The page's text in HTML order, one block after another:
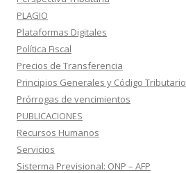
PLAGIO
Plataformas Digitales
Política Fiscal
Precios de Transferencia
Principios Generales y Código Tributario
Prórrogas de vencimientos
PUBLICACIONES
Recursos Humanos
Servicios
Sisterma Previsional: ONP – AFP